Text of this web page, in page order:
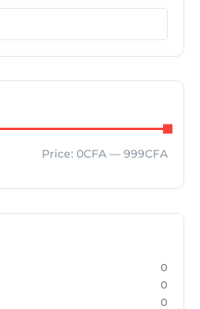
Price: 0CFA — 999CFA
0
0
0